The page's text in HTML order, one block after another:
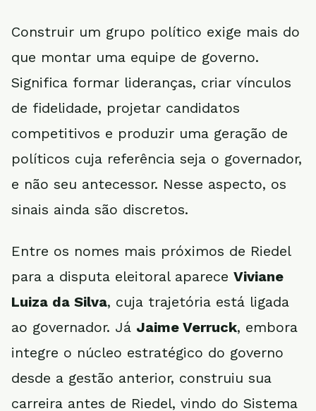
Construir um grupo político exige mais do
que montar uma equipe de governo.
Significa formar lideranças, criar vínculos
de fidelidade, projetar candidatos
competitivos e produzir uma geração de
políticos cuja referência seja o governador,
e não seu antecessor. Nesse aspecto, os
sinais ainda são discretos.
Entre os nomes mais próximos de Riedel
para a disputa eleitoral aparece Viviane
Luiza da Silva, cuja trajetória está ligada
ao governador. Já Jaime Verruck, embora
integre o núcleo estratégico do governo
desde a gestão anterior, construiu sua
carreira antes de Riedel, vindo do Sistema